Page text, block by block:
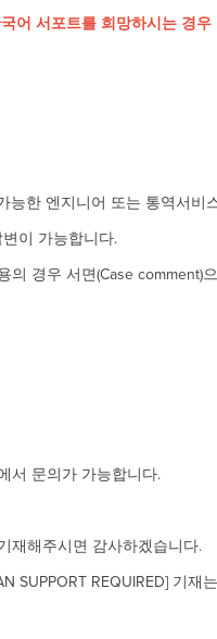
어 서포트를 희망하시는 경우
한 엔지니어 또는 통역서비
이 가능합니다.
경우 서면(Case comment)
서 문의가 가능합니다.
재해주시면 감사하겠습니다.
SUPPORT REQUIRED] 기재